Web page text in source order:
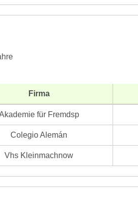
Firma
für Fremdsp
Colegio Alemán
Vhs Kleinmachnow